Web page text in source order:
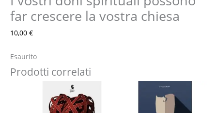
far crescere la vostra chiesa
10,00€
Esaurito
Prodotti correlati